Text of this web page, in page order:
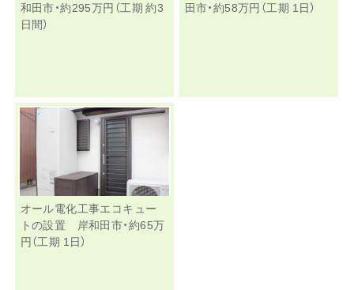
和田市・約295万円（工期 約3
日間）
田市・約58万円（工期 1日）
オール電化工事エコキュー
トの設置 岸和田市・約65万
円（工期 1日）